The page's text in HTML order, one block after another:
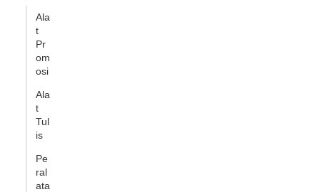
Ala
t
Pr
om
osi
Ala
t
Tul
is
Pe
ral
ata